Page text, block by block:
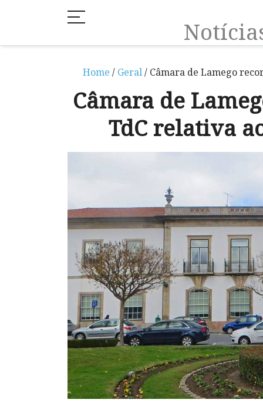
Home / Geral/ Câmara de Lamego
Câmara de
TdC relativa